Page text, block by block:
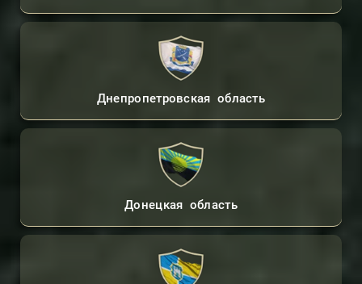
Днепропетровская область
Донецкая область